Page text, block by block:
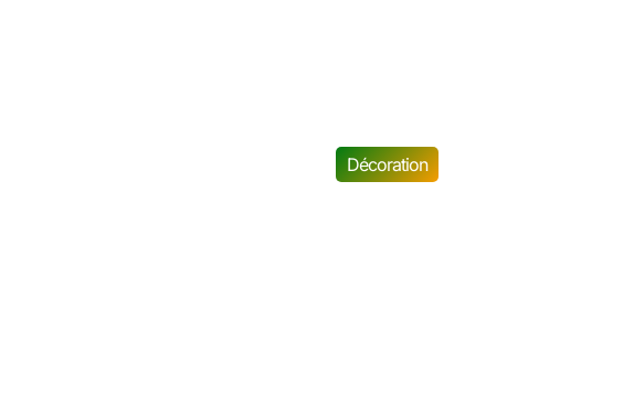
Décoration